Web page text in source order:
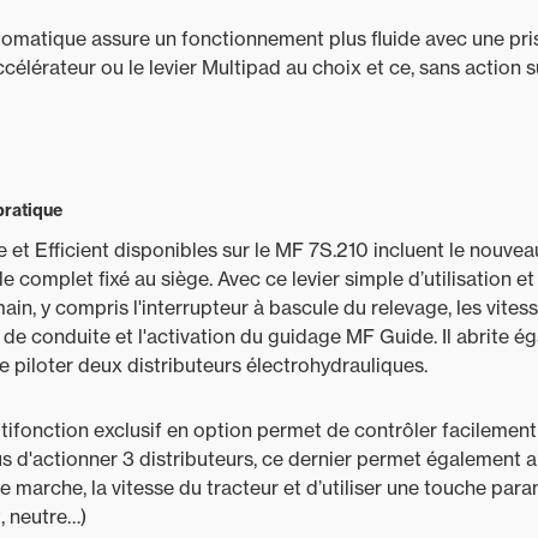
assure un fonctionnement plus fluide avec une
ou le levier Multipad au choix et ce, sans action
et Efficient disponibles sur le MF 7S.210 incluent le
complet fixé au siège. Avec ce levier simple d’utilisation
y compris l'interrupteur à bascule du relevage, les
conduite et l'activation du guidage MF Guide. Il abrite
piloter deux distributeurs électrohydrauliques.
exclusif en option permet de contrôler
d'actionner 3 distributeurs, ce dernier permet également
marche, la vitesse du tracteur et d’utiliser une touche
neutre…)